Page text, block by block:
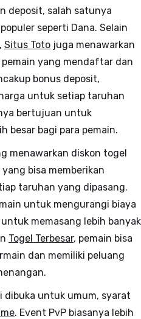
deposit, salah satunya
seperti Dana. Selain
Situs Toto juga menawarkan
yang mendaftar dan
bonus deposit,
untuk setiap taruhan
bertujuan untuk
besar bagi para pemain.
menawarkan diskon togel
bisa memberikan
taruhan yang dipasang.
untuk mengurangi biaya
memasang lebih banyak
Togel Terbesar, pemain bisa
dan memiliki peluang
dibuka untuk umum, syarat
. Event PvP biasanya lebih